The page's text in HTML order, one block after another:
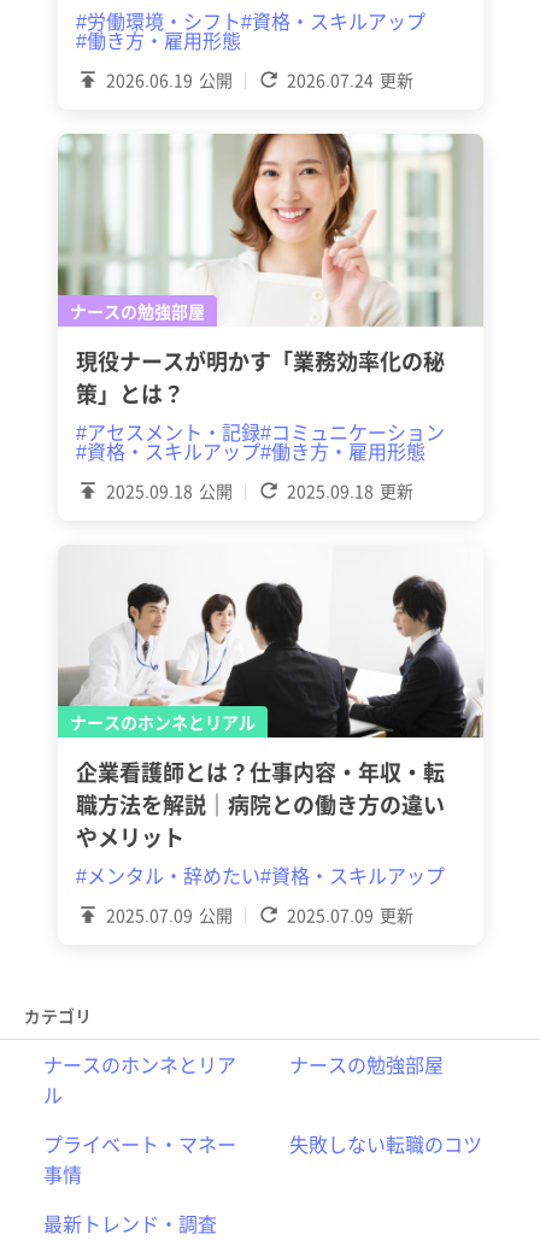
2026.06.19 公開 2026.07.24 更新
#労働環境・シフト#資格・スキルアップ
#働き方・雇用形態
ナースの勉強部屋
2025.09.18 公開 2025.09.18 更新
現役ナースが明かす「業務効率化の秘
策」とは？
#アセスメント・記録#コミュニケーション
#資格・スキルアップ#働き方・雇用形態
ナースのホンネとリアル
2025.07.09 公開 2025.07.09 更新
企業看護師とは？仕事内容・年収・転
職方法を解説｜病院との働き方の違い
やメリット
#メンタル・辞めたい#資格・スキルアップ
カテゴリ
ナースのホンネとリア
ル
ナースの勉強部屋
プライベート・マネー
事情
失敗しない転職のコツ
最新トレンド・調査